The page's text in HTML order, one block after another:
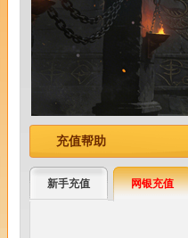
充值帮助
新手充值 网银充值